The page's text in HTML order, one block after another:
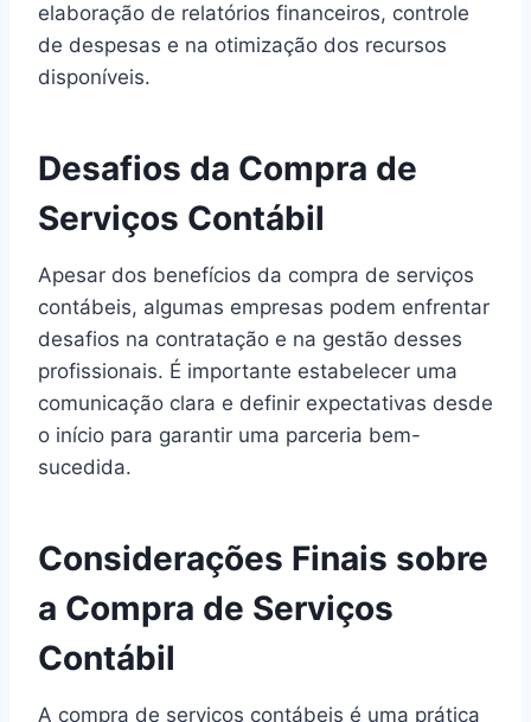
elaboração de relatórios financeiros, controle
de despesas e na otimização dos recursos
disponíveis.
Desafios da Compra de
Serviços Contábil
Apesar dos benefícios da compra de serviços
contábeis, algumas empresas podem enfrentar
desafios na contratação e na gestão desses
profissionais. É importante estabelecer uma
comunicação clara e definir expectativas desde
o início para garantir uma parceria bem-
sucedida.
Considerações Finais sobre
a Compra de Serviços
Contábil
A compra de serviços contábeis é uma prática